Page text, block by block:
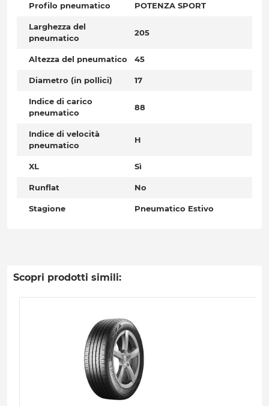
Profilo pneumatico POTENZA SPORT
Larghezza del
pneumatico
205
Altezza del pneumatico 45
Diametro (in pollici) 17
Indice di carico
pneumatico
88
Indice di velocità
pneumatico
H
XL Sì
Runflat No
Stagione Pneumatico Estivo
Scopri prodotti simili: